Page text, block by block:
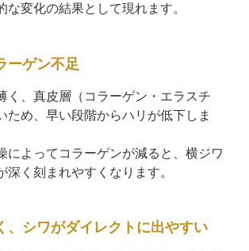
な変化の結果として現れます。
ーゲン不足
く、真皮層（コラーゲン・エラスチ
ため、早い段階からハリが低下しま
によってコラーゲンが減ると、横ジワ
深く刻まれやすくなります。
、シワがダイレクトに出やすい